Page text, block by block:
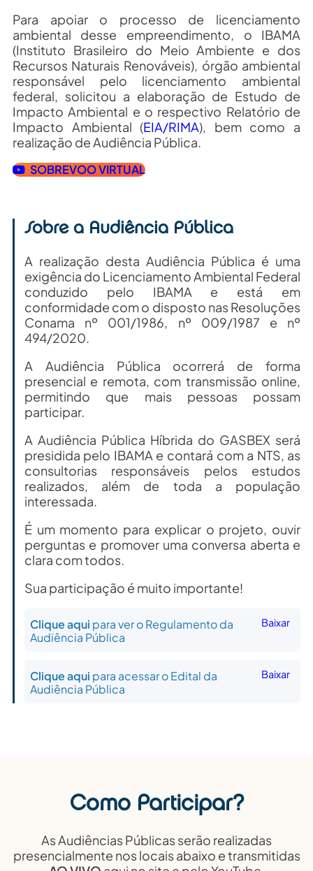
Para apoiar o processo de licenciamento
ambiental desse empreendimento, o IBAMA
(Instituto Brasileiro do Meio Ambiente e dos
Recursos Naturais Renováveis), órgão ambiental
responsável pelo licenciamento ambiental
federal, solicitou a elaboração de Estudo de
Impacto Ambiental e o respectivo Relatório de
Impacto Ambiental (EIA/RIMA), bem como a
realização de Audiência Pública.
SOBREVOO VIRTUAL
Sobre a Audiência Pública
A realização desta Audiência Pública é uma
exigência do Licenciamento Ambiental Federal
conduzido pelo IBAMA e está em
conformidade com o disposto nas Resoluções
Conama nº 001/1986, nº 009/1987 e nº
494/2020.
A Audiência Pública ocorrerá de forma
presencial e remota, com transmissão online,
permitindo que mais pessoas possam
participar.
A Audiência Pública Híbrida do GASBEX será
presidida pelo IBAMA e contará com a NTS, as
consultorias responsáveis pelos estudos
realizados, além de toda a população
interessada.
É um momento para explicar o projeto, ouvir
perguntas e promover uma conversa aberta e
clara com todos.
Sua participação é muito importante!
Clique aqui para ver o Regulamento da
Audiência Pública
Baixar
Clique aqui para acessar o Edital da
Audiência Pública
Baixar
Como Participar?
As Audiências Públicas serão realizadas
presencialmente nos locais abaixo e transmitidas